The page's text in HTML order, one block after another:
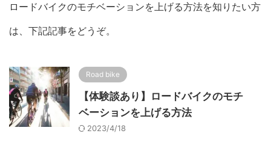
ロードバイクのモチベーションを上げる方法を知りたい方
は、下記記事をどうぞ。
Road bike
【体験談あり】ロードバイクのモチ
ベーションを上げる方法
2023/4/18